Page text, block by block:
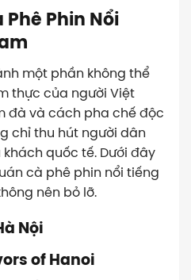
Phê Phin Nổi
một phần không thể
thực của người Việt
đà và cách pha chế độc
chỉ thu hút người dân
quốc tế. Dưới đây
cà phê phin nổi tiếng
nên bỏ lỡ.
Nội